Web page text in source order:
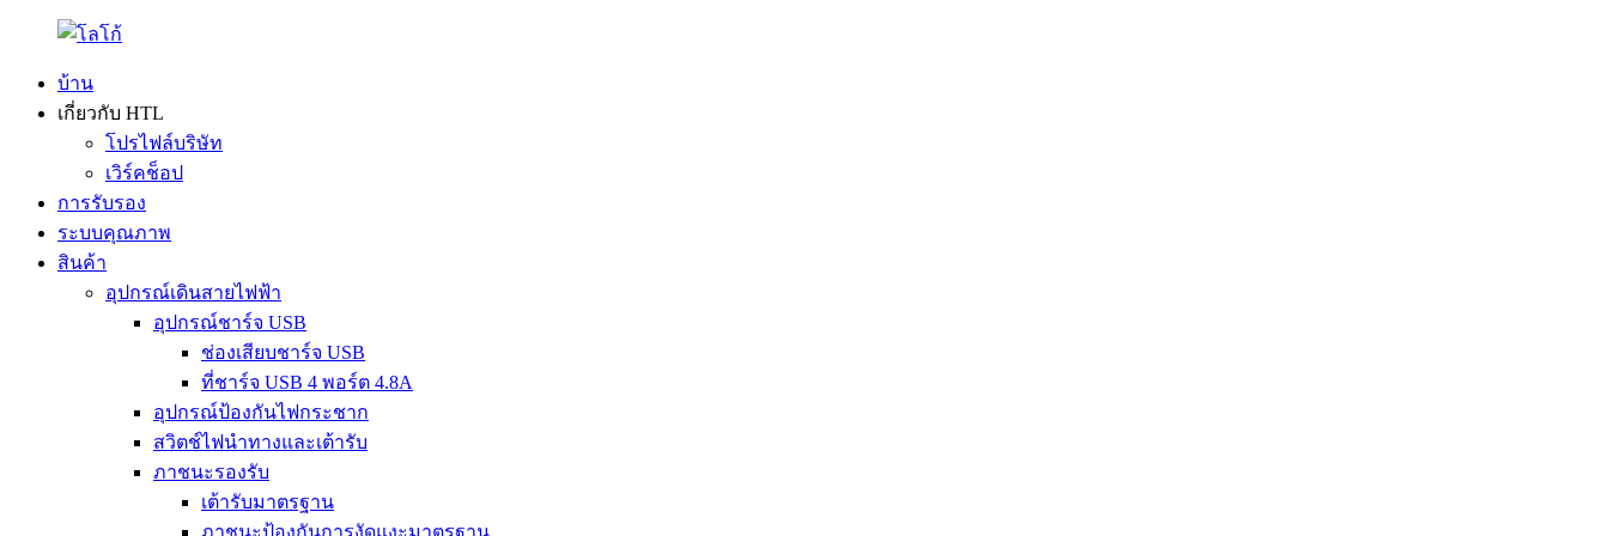
บ้าน
เกี่ยวกับ HTL
โปรไฟล์บริษัท
เวิร์คช็อป
การรับรอง
ระบบคุณภาพ
สินค้า
อุปกรณ์เดินสายไฟฟ้า
อุปกรณ์ชาร์จ USB
ช่องเสียบชาร์จ USB
ที่ชาร์จ USB 4 พอร์ต 4.8A
อุปกรณ์ป้องกันไฟกระชาก
สวิตช์ไฟนำทางและเต้ารับ
ภาชนะรองรับ
เต้ารับมาตรฐาน
ภาชนะป้องกันการงัดแงะมาตรฐาน